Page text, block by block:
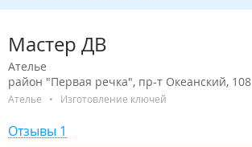
Мастер ДВ
Ателье
район "Первая речка", пр-т Океанский, 108
Ателье • Изготовление ключей
Отзывы 1